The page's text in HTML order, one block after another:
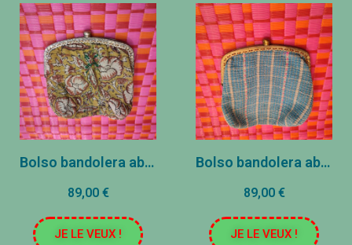
Bolso bandolera abuela - 20x20cm - Flores amarillas/rosas
89,00 €
JE LE VEUX !
Bolso bandolera abuela - 20x20cm - Cuadros azules
89,00 €
JE LE VEUX !